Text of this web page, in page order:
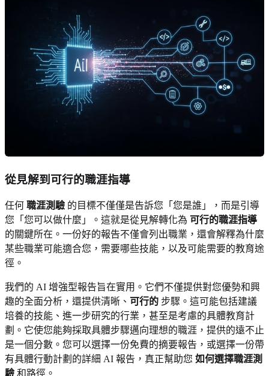
從見解到可行的職涯指導
任何 職涯測驗 的目標不僅僅是告訴您「您是誰」，而是引導
您「您可以做什麼」。這就是從見解轉化為 可行的職涯指導
的關鍵所在。一份好的報告不僅會列出職業，還會解釋為什麼
某些職業可能適合您，需要哪些技能，以及可能需要的教育途
徑。
我們的 AI 增強型報告旨在實用。它們不僅提供對您優勢和興
趣的全面分析，還提供清晰、 可行的 步驟。這可能包括建議
培養的技能、進一步研究的行業，甚至是考慮的具體教育計
劃。它使您能夠採取具體步驟邁向理想的職涯，提供的遠不止
是一個分數。您可以選擇一份免費的摘要報告，或選擇一份帶
有具體行動計劃的詳細 AI 報告，真正幫助您 如何選擇職涯測
驗 和路徑。